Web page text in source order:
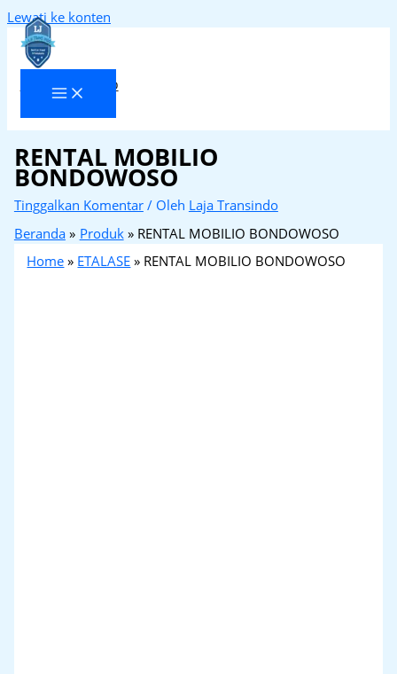
Lewati ke konten
Laja Transindo
RENTAL MOBILIO
BONDOWOSO
Tinggalkan Komentar / Oleh Laja Transindo
Beranda
Produk
RENTAL MOBILIO BONDOWOSO
Home » ETALASE » RENTAL MOBILIO BONDOWOSO